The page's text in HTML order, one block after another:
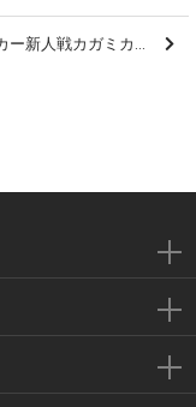
【U-11】「第35回 市民タイムス少年サッカー新人戦カガミカップ」結果のお知らせ